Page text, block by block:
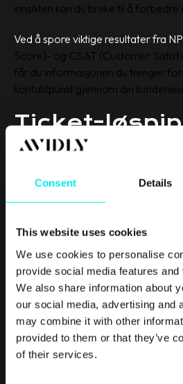
Consent Details
This website uses cookies
We use cookies to personalise
provide social media features
We also share information about
our social media, advertising and
may combine it with other
provided to them or that they’ve
of their services.
innsikten kan du bruke til å forbedre
Ved å spore viktige resultater fra
Score)- og CSAT (Customer
får du informasjonen du trenger
kontaktpunkt gjennom din
Ticket-
forsikrer
det helt avgjørende at du kan gi
effektivt som mulig. En
klagebehandlingsprosess er den
på – og HubSpot har denne
Service Hubs ticket-løsning gir
og for dine kunder